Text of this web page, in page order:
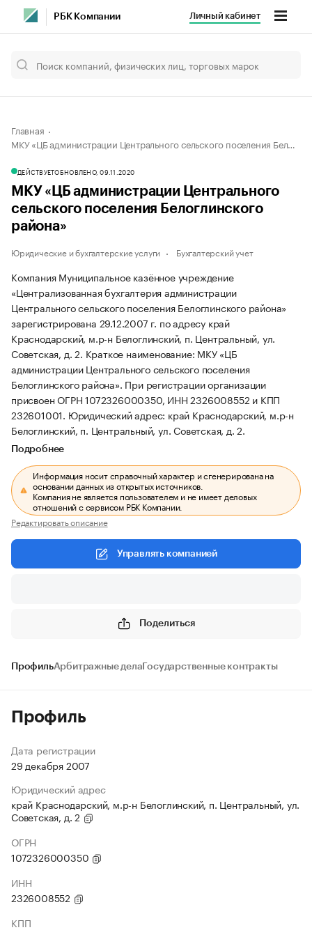
РБК Компании Личный кабинет
Главная
МКУ «ЦБ администрации Центрального сельского поселения Белоглинского района»
ДЕЙСТВУЕТОБНОВЛЕНО, 09.11.2020
МКУ «ЦБ администрации Центрального
сельского поселения Белоглинского
района»
Юридические и бухгалтерские услуги Бухгалтерский учет
Компания Муниципальное казённое учреждение
«Централизованная бухгалтерия администрации
Центрального сельского поселения Белоглинского района»
зарегистрирована 29.12.2007 г. по адресу край
Краснодарский, м.р-н Белоглинский, п. Центральный, ул.
Советская, д. 2. Краткое наименование: МКУ «ЦБ
администрации Центрального сельского поселения
Белоглинского района». При регистрации организации
присвоен ОГРН 1072326000350, ИНН 2326008552 и КПП
232601001. Юридический адрес: край Краснодарский, м.р-н
Белоглинский, п. Центральный, ул. Советская, д. 2.
Подробнее
Информация носит справочный характер и сгенерирована на
основании данных из открытых источников.
Компания не является пользователем и не имеет деловых
отношений с сервисом РБК Компании.
Редактировать описание
Управлять компанией
Поделиться
ПрофильАрбитражные дела Государственные контракты
Профиль
Дата регистрации
29 декабря 2007
Юридический адрес
край Краснодарский, м.р-н Белоглинский, п. Центральный, ул.
Советская, д. 2
ОГРН
1072326000350
ИНН
2326008552
КПП